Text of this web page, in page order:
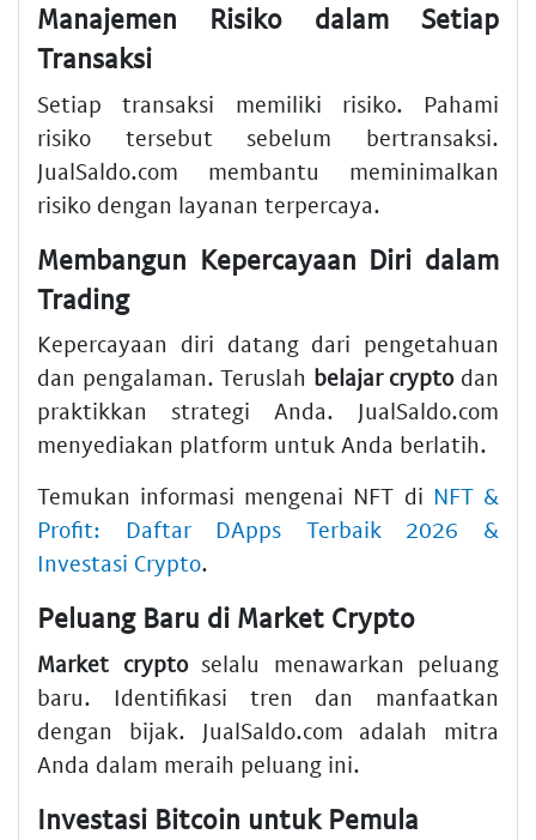
Manajemen Risiko dalam Setiap
Transaksi
Setiap transaksi memiliki risiko. Pahami
risiko tersebut sebelum bertransaksi.
JualSaldo.com membantu meminimalkan
risiko dengan layanan terpercaya.
Membangun Kepercayaan Diri dalam
Trading
Kepercayaan diri datang dari pengetahuan
dan pengalaman. Teruslah belajar cryptodan
praktikkan strategi Anda. JualSaldo.com
menyediakan platform untuk Anda berlatih.
Temukan informasi mengenai NFT di NFT &
Profit: Daftar DApps Terbaik 2026 &
Investasi Crypto.
Peluang Baru di Market Crypto
Market cryptoselalu menawarkan peluang
baru. Identifikasi tren dan manfaatkan
dengan bijak. JualSaldo.com adalah mitra
Anda dalam meraih peluang ini.
Investasi Bitcoin untuk Pemula